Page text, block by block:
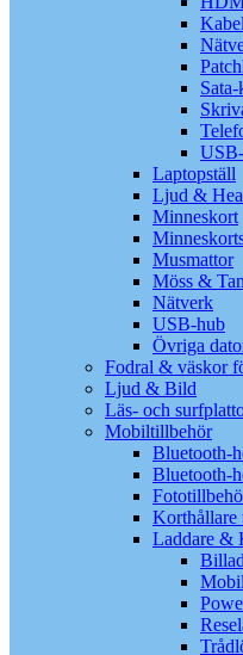
Laptopställ
Ljud &
Minneskort
Musmattor
Möss &
Nätverk
USB-hub
Övriga
Fodral & väskor
Ljud & Bild
Läs- och
Mobiltillbehör
Bluetooth-
Bluetooth-
Korthållare
Laddare &